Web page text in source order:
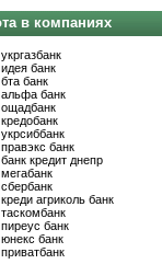
в компаниях
банк
банк
альфа банк
ощадбанк
банк
кредит днепр
агриколь банк
банк
банк